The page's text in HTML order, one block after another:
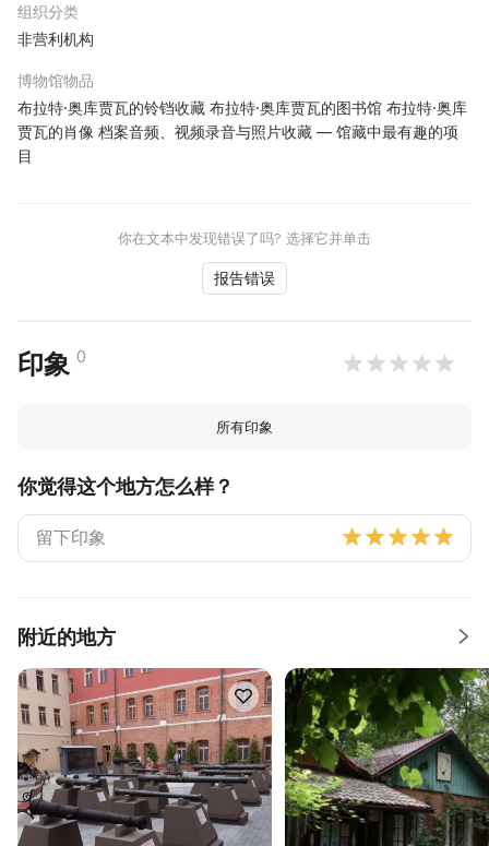
组织分类
非营利机构
博物馆物品
布拉特·奥库贾瓦的铃铛收藏 布拉特·奥库贾瓦的图书馆 布拉特·奥库
贾瓦的肖像 档案音频、视频录音与照片收藏 — 馆藏中最有趣的项
目
你在文本中发现错误了吗? 选择它并单击
报告错误
印象 0
所有印象
你觉得这个地方怎么样？
附近的地方